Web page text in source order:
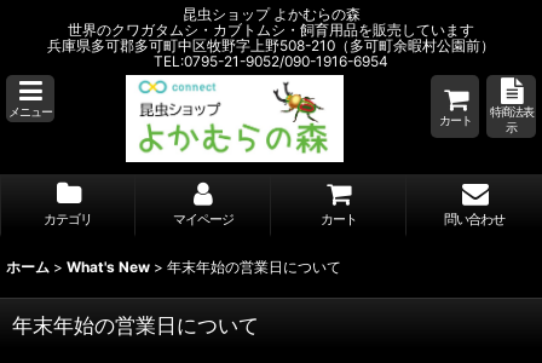
昆虫ショップ よかむらの森
世界のクワガタムシ・カブトムシ・飼育用品を販売しています
兵庫県多可郡多可町中区牧野字上野508-210（多可町余暇村公園前）
TEL:0795-21-9052/090-1916-6954
メニュー
カート
特商法表
示
カテゴリ マイページ カート 問い合わせ
ホーム > What's New > 年末年始の営業日について
年末年始の営業日について